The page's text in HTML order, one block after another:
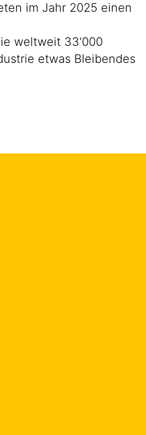
im Jahr 2025 einen
weltweit 33‘000
etwas Bleibendes